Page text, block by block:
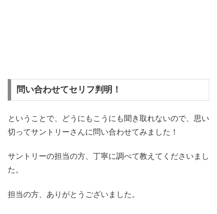
問い合わせてセリフ判明！
ということで、どうにもこうにも聞き取れないので、思い
切ってサントリーさんに問い合わせてみました！
サントリーの担当の方、丁寧に調べて教えてくださいまし
た。
担当の方、ありがとうございました。